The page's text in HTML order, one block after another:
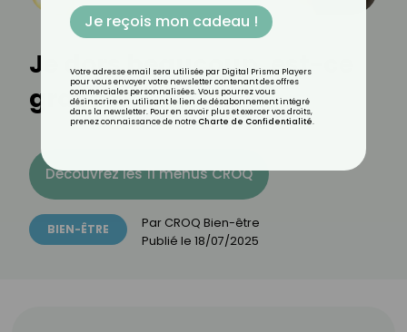
Je dors beaucoup, est-ce
grave ?
Découvrez les 11 menus CROQ
BIEN-ÊTRE Par CROQ Bien-être
Publié le 18/07/2025
Je reçois mon cadeau !
Votre adresse email sera utilisée par Digital Prisma Players
pour vous envoyer votre newsletter contenant des offres
commerciales personnalisées. Vous pourrez vous
désinscrire en utilisant le lien de désabonnement intégré
dans la newsletter. Pour en savoir plus et exercer vos droits,
prenez connaissance de notre Charte de Confidentialité.